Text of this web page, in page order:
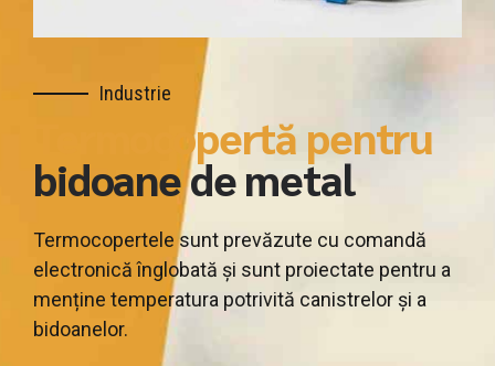
Industrie
Termocopertă pentru
bidoane de metal
Termocopertele sunt prevăzute cu comandă
electronică înglobată și sunt proiectate pentru a
menține temperatura potrivită canistrelor și a
bidoanelor.